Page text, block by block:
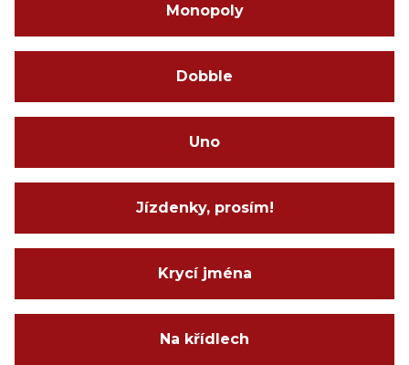
Monopoly
Dobble
Uno
Jízdenky, prosím!
Krycí jména
Na křídlech